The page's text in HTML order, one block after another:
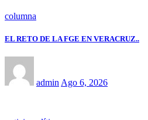
columna
EL RETO DE LA FGE EN VERACRUZ..
admin Ago 6, 2026